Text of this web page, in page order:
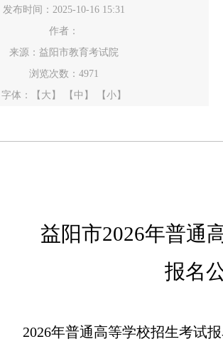
发布时间：2025-10-16 15:31
作者：
来源：益阳市教育考试院
浏览次数： 4971
字体：
【大】 【中】 【小】
益阳市2026年普通
报名
2026年普通高等学校招生考试